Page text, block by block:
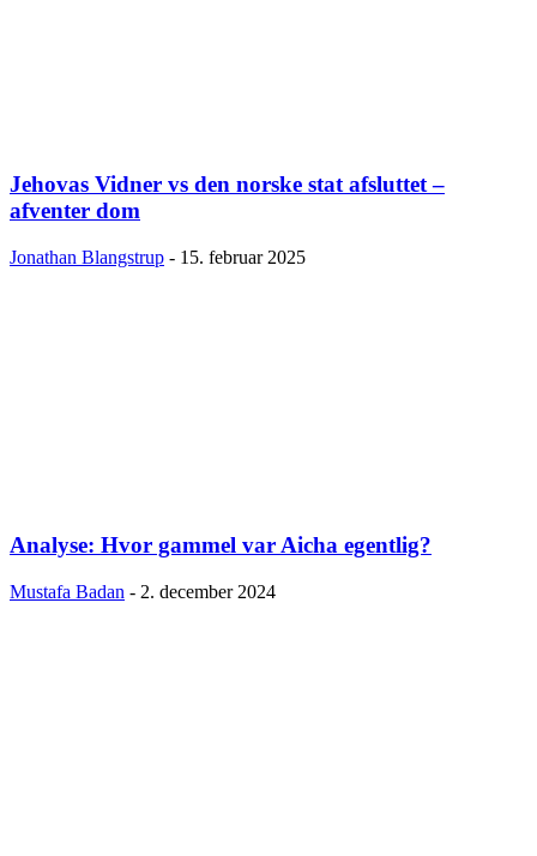
Jehovas Vidner vs den norske stat afsluttet –
afventer dom
Jonathan Blangstrup - 15. februar 2025
Analyse: Hvor gammel var Aicha egentlig?
Mustafa Badan - 2. december 2024